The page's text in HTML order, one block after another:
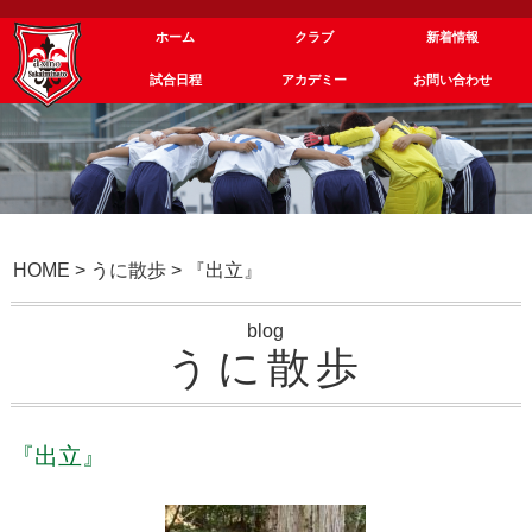
ホーム クラブ 新着情報
試合日程 アカデミー お問い合わせ
HOME > うに散歩 > 『出立』
blog
うに散歩
『出立』